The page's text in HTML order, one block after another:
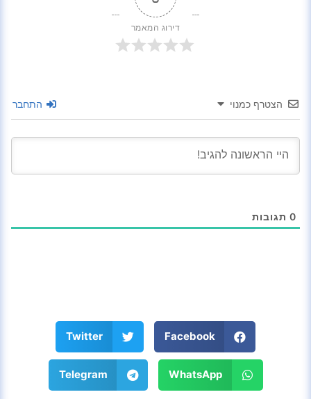
דירוג המאמר
הצטרף כמנוי התחבר
0 תגובות
Facebook
Twitter
WhatsApp
Telegram